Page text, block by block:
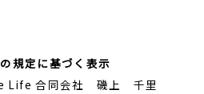
規定に基づく表示
Life 合同会社 磯上 千里